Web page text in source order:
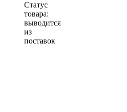
Статус
товара:
выводится
из
поставок